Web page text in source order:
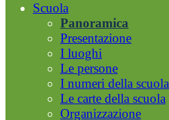
Scuola
Panoramica
Presentazione
I luoghi
Le persone
I numeri della scuola
Le carte della scuola
Organizzazione